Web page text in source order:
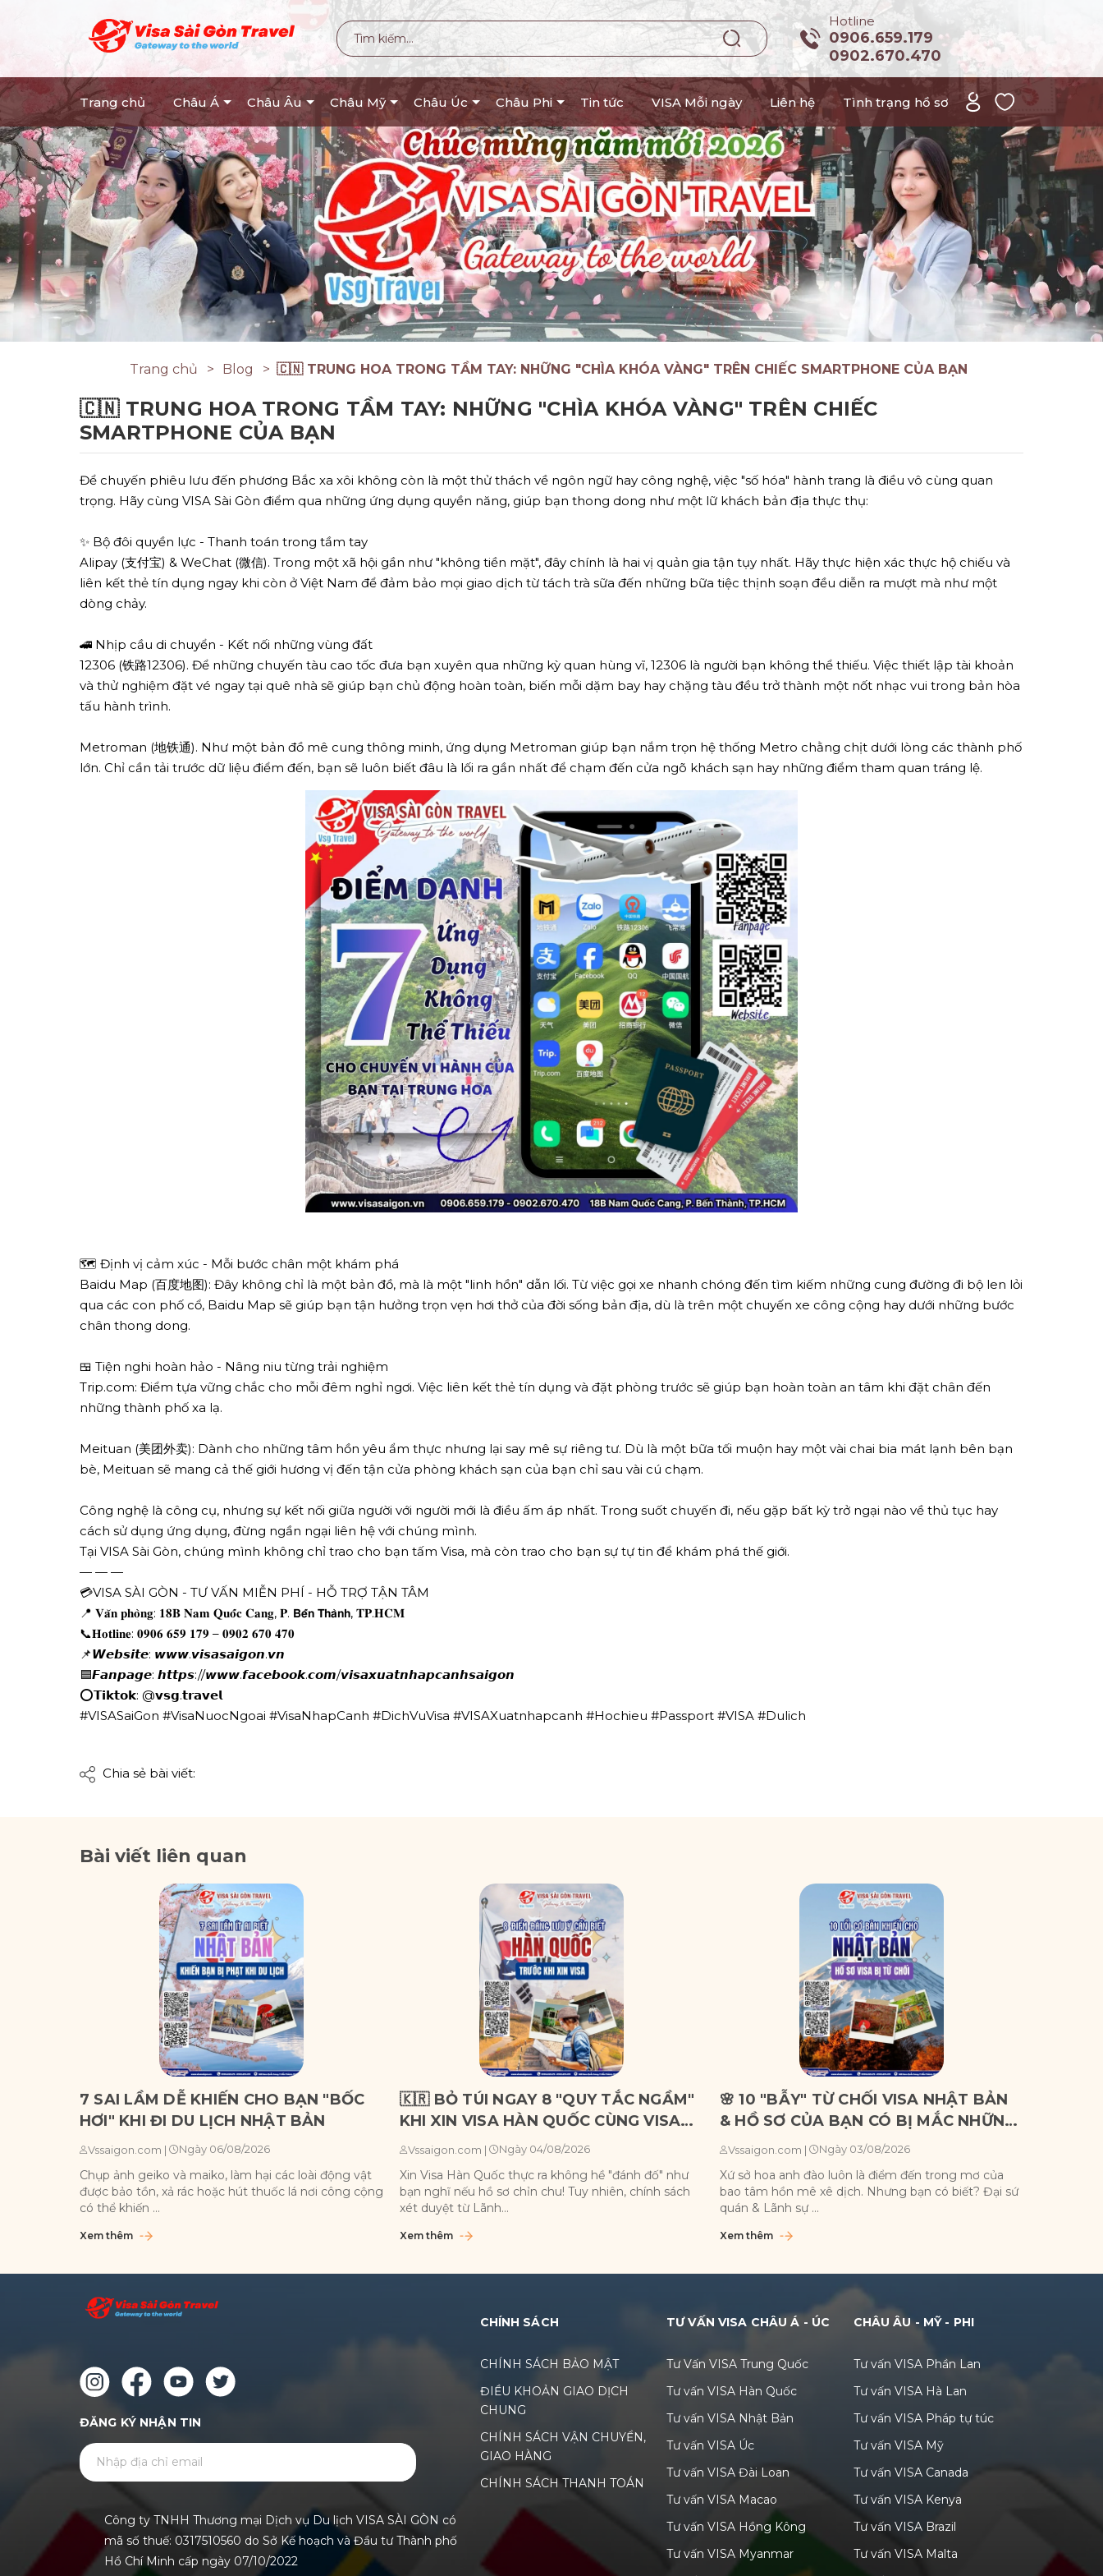
Hotline
0906.659.179
0902.670.470
Trang chủ Châu Á Châu Âu Châu Mỹ Châu Úc Châu Phi Tin tức VISA Mỗi ngày Liên hệ Tình trạng hồ sơ
Trang chủ Blog 🇨🇳 TRUNG HOA TRONG TẦM TAY: NHỮNG "CHÌA KHÓA VÀNG" TRÊN CHIẾC SMARTPHONE CỦA BẠN
🇨🇳 TRUNG HOA TRONG TẦM TAY: NHỮNG "CHÌA KHÓA VÀNG" TRÊN CHIẾC
SMARTPHONE CỦA BẠN
Để chuyến phiêu lưu đến phương Bắc xa xôi không còn là một thử thách về ngôn ngữ hay công nghệ, việc "số hóa" hành trang là điều vô cùng quan
trọng. Hãy cùng VISA Sài Gòn điểm qua những ứng dụng quyền năng, giúp bạn thong dong như một lữ khách bản địa thực thụ:
✨ Bộ đôi quyền lực - Thanh toán trong tầm tay
Alipay (支付宝) & WeChat (微信). Trong một xã hội gần như "không tiền mặt", đây chính là hai vị quản gia tận tụy nhất. Hãy thực hiện xác thực hộ chiếu và
liên kết thẻ tín dụng ngay khi còn ở Việt Nam để đảm bảo mọi giao dịch từ tách trà sữa đến những bữa tiệc thịnh soạn đều diễn ra mượt mà như một
dòng chảy.
🚄 Nhịp cầu di chuyển - Kết nối những vùng đất
12306 (铁路12306). Để những chuyến tàu cao tốc đưa bạn xuyên qua những kỳ quan hùng vĩ, 12306 là người bạn không thể thiếu. Việc thiết lập tài khoản
và thử nghiệm đặt vé ngay tại quê nhà sẽ giúp bạn chủ động hoàn toàn, biến mỗi dặm bay hay chặng tàu đều trở thành một nốt nhạc vui trong bản hòa
tấu hành trình.
Metroman (地铁通). Như một bản đồ mê cung thông minh, ứng dụng Metroman giúp bạn nắm trọn hệ thống Metro chằng chịt dưới lòng các thành phố
lớn. Chỉ cần tải trước dữ liệu điểm đến, bạn sẽ luôn biết đâu là lối ra gần nhất để chạm đến cửa ngõ khách sạn hay những điểm tham quan tráng lệ.
🗺️ Định vị cảm xúc - Mỗi bước chân một khám phá
Baidu Map (百度地图): Đây không chỉ là một bản đồ, mà là một "linh hồn" dẫn lối. Từ việc gọi xe nhanh chóng đến tìm kiếm những cung đường đi bộ len lỏi
qua các con phố cổ, Baidu Map sẽ giúp bạn tận hưởng trọn vẹn hơi thở của đời sống bản địa, dù là trên một chuyến xe công cộng hay dưới những bước
chân thong dong.
🍱 Tiện nghi hoàn hảo - Nâng niu từng trải nghiệm
Trip.com: Điểm tựa vững chắc cho mỗi đêm nghỉ ngơi. Việc liên kết thẻ tín dụng và đặt phòng trước sẽ giúp bạn hoàn toàn an tâm khi đặt chân đến
những thành phố xa lạ.
Meituan (美团外卖): Dành cho những tâm hồn yêu ẩm thực nhưng lại say mê sự riêng tư. Dù là một bữa tối muộn hay một vài chai bia mát lạnh bên bạn
bè, Meituan sẽ mang cả thế giới hương vị đến tận cửa phòng khách sạn của bạn chỉ sau vài cú chạm.
Công nghệ là công cụ, nhưng sự kết nối giữa người với người mới là điều ấm áp nhất. Trong suốt chuyến đi, nếu gặp bất kỳ trở ngại nào về thủ tục hay
cách sử dụng ứng dụng, đừng ngần ngại liên hệ với chúng mình.
Tại VISA Sài Gòn, chúng mình không chỉ trao cho bạn tấm Visa, mà còn trao cho bạn sự tự tin để khám phá thế giới.
— — —
💳VISA SÀI GÒN - TƯ VẤN MIỄN PHÍ - HỖ TRỢ TẬN TÂM
📍 𝐕𝐚̆𝐧 𝐩𝐡𝐨̀𝐧𝐠: 𝟏𝟖𝐁 𝐍𝐚𝐦 𝐐𝐮𝐨̂́𝐜 𝐂𝐚𝐧𝐠, 𝐏. 𝗕𝗲̂́𝗻 𝗧𝗵𝗮̀𝗻𝗵, 𝐓𝐏.𝐇𝐂𝐌
📞𝐇𝐨𝐭𝐥𝐢𝐧𝐞: 𝟎𝟗𝟎𝟔 𝟔𝟓𝟗 𝟏𝟕𝟗 – 𝟎𝟗𝟎𝟐 𝟔𝟕𝟎 𝟒𝟕𝟎
📌𝙒𝙚𝙗𝙨𝙞𝙩𝙚: 𝙬𝙬𝙬.𝙫𝙞𝙨𝙖𝙨𝙖𝙞𝙜𝙤𝙣.𝙫𝙣
🟦𝙁𝙖𝙣𝙥𝙖𝙜𝙚: 𝙝𝙩𝙩𝙥𝙨://𝙬𝙬𝙬.𝙛𝙖𝙘𝙚𝙗𝙤𝙤𝙠.𝙘𝙤𝙢/𝙫𝙞𝙨𝙖𝙭𝙪𝙖𝙩𝙣𝙝𝙖𝙥𝙘𝙖𝙣𝙝𝙨𝙖𝙞𝙜𝙤𝙣
⭕𝗧𝗶𝗸𝘁𝗼𝗸: @𝘃𝘀𝗴.𝘁𝗿𝗮𝘃𝗲𝗹
#VISASaiGon #VisaNuocNgoai #VisaNhapCanh #DichVuVisa #VISAXuatnhapcanh #Hochieu #Passport #VISA #Dulich
Chia sẻ bài viết:
Bài viết liên quan
7 SAI LẦM DỄ KHIẾN CHO BẠN "BỐC
HƠI" KHI ĐI DU LỊCH NHẬT BẢN
Vssaigon.com | Ngày 06/08/2026
Chụp ảnh geiko và maiko, làm hại các loài động vật
được bảo tồn, xả rác hoặc hút thuốc lá nơi công cộng
có thể khiến ...
Xem thêm
🇰🇷 BỎ TÚI NGAY 8 "QUY TẮC NGẦM"
KHI XIN VISA HÀN QUỐC CÙNG VISA
SÀI GÒN!
Vssaigon.com | Ngày 04/08/2026
Xin Visa Hàn Quốc thực ra không hề "đánh đố" như
bạn nghĩ nếu hồ sơ chỉn chu! Tuy nhiên, chính sách
xét duyệt từ Lãnh...
Xem thêm
🌸 10 "BẪY" TỪ CHỐI VISA NHẬT BẢN
& HỒ SƠ CỦA BẠN CÓ BỊ MẮC NHỮNG
CĂN BỆNH NÀY?
Vssaigon.com | Ngày 03/08/2026
Xứ sở hoa anh đào luôn là điểm đến trong mơ của
bao tâm hồn mê xê dịch. Nhưng bạn có biết? Đại sứ
quán & Lãnh sự ...
Xem thêm
ĐĂNG KÝ NHẬN TIN
Công ty TNHH Thương mại Dịch vụ Du lịch VISA SÀI GÒN có
mã số thuế: 0317510560 do Sở Kế hoạch và Đầu tư Thành phố
Hồ Chí Minh cấp ngày 07/10/2022
CHÍNH SÁCH
CHÍNH SÁCH BẢO MẬT
ĐIỀU KHOẢN GIAO DỊCH
CHUNG
CHÍNH SÁCH VẬN CHUYỂN,
GIAO HÀNG
CHÍNH SÁCH THANH TOÁN
TƯ VẤN VISA CHÂU Á - ÚC
Tư Vấn VISA Trung Quốc
Tư vấn VISA Hàn Quốc
Tư vấn VISA Nhật Bản
Tư vấn VISA Úc
Tư vấn VISA Đài Loan
Tư vấn VISA Macao
Tư vấn VISA Hồng Kông
Tư vấn VISA Myanmar
CHÂU ÂU - MỸ - PHI
Tư vấn VISA Phần Lan
Tư vấn VISA Hà Lan
Tư vấn VISA Pháp tự túc
Tư vấn VISA Mỹ
Tư vấn VISA Canada
Tư vấn VISA Kenya
Tư vấn VISA Brazil
Tư vấn VISA Malta